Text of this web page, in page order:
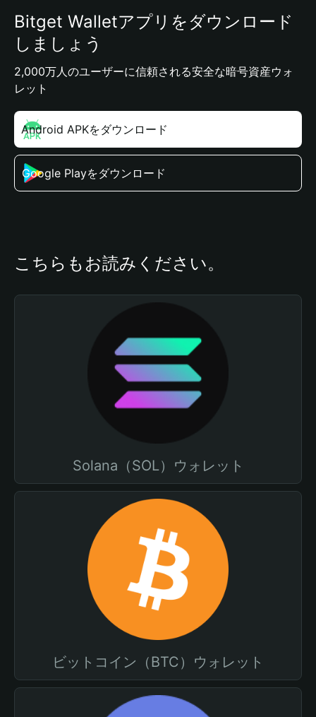
Bitget Walletアプリをダウンロード
しましょう
2,000万人のユーザーに信頼される安全な暗号資産ウォ
レット
Android APKをダウンロード
Google Playをダウンロード
こちらもお読みください。
Solana（SOL）ウォレット
ビットコイン（BTC）ウォレット